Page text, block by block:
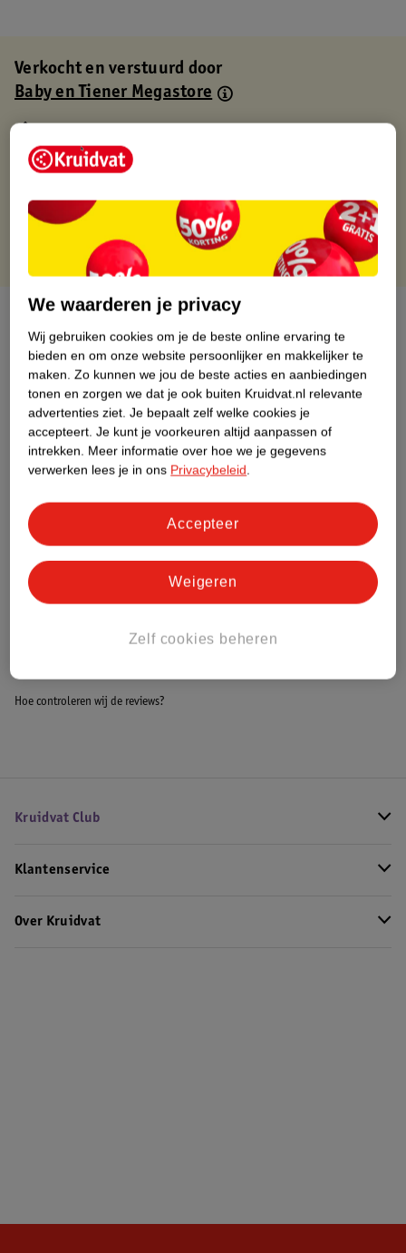
Verkocht en verstuurd door
Baby en Tiener Megastore
Gratis thuisbezorgd
Gratis retourneren via verkooppartner.
Over dit product
Productinformatie
Nature Impact Score
Dit product heeft (nog) geen Nature
Impact Score.
Meer informatie
Bestel & Bezorginformatie
Hoe controleren wij de reviews?
Kruidvat Club
Klantenservice
Over Kruidvat
We waarderen je privacy
Wij gebruiken cookies om je de beste online ervaring te
bieden en om onze website persoonlijker en makkelijker te
maken. Zo kunnen we jou de beste acties en aanbiedingen
tonen en zorgen we dat je ook buiten Kruidvat.nl relevante
advertenties ziet. Je bepaalt zelf welke cookies je
accepteert. Je kunt je voorkeuren altijd aanpassen of
intrekken. Meer informatie over hoe we je gegevens
verwerken lees je in ons Privacybeleid.
Zelf cookies beheren
Weigeren
Accepteer